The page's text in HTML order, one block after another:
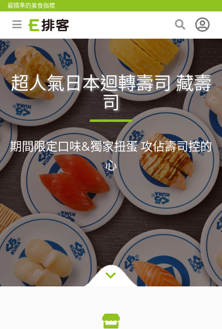
最精準的美食指標
超人氣日本迴轉壽司 藏壽
司
期間限定口味&獨家扭蛋 攻佔壽司控的
心